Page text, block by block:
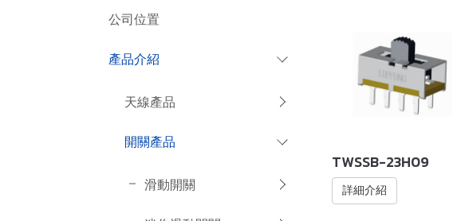
公司位置
產品介紹
天線產品
開關產品
滑動開關
TWSSB-23H09
詳細介紹